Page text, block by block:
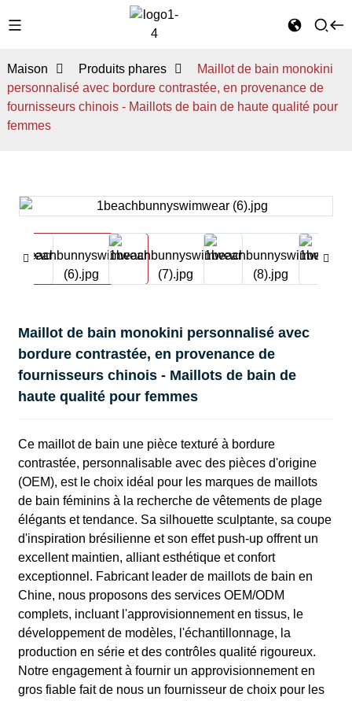
Maison Produits phares
Maillot de bain monokini
personnalisé avec bordure contrastée, en provenance de
fournisseurs chinois - Maillots de bain de haute qualité pour
femmes
Maillot de bain monokini personnalisé avec
bordure contrastée, en provenance de
fournisseurs chinois - Maillots de bain de
haute qualité pour femmes
Ce maillot de bain une pièce texturé à bordure
contrastée, personnalisable avec des pièces d'origine
(OEM), est le choix idéal pour les marques de maillots
de bain féminins à la recherche de vêtements de plage
élégants et tendance. Sa silhouette sculptante, sa coupe
d'inspiration brésilienne et son effet push-up offrent un
excellent maintien, alliant esthétique et confort
exceptionnel. Fabricant leader de maillots de bain en
Chine, nous proposons des services OEM/ODM
complets, incluant l'approvisionnement en tissus, le
développement de modèles, l'échantillonnage, la
production en série et des contrôles qualité rigoureux.
Notre engagement à fournir un approvisionnement en
gros fiable fait de nous un fournisseur de choix pour les